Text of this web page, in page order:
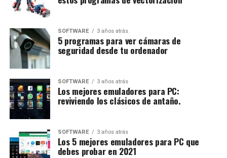
SOFTWARE 3 años atrás
5 programas para ver cámaras de
seguridad desde tu ordenador
SOFTWARE 3 años atrás
Los mejores emuladores para PC:
reviviendo los clásicos de antaño.
SOFTWARE 3 años atrás
Los 5 mejores emuladores para PC que
debes probar en 2021